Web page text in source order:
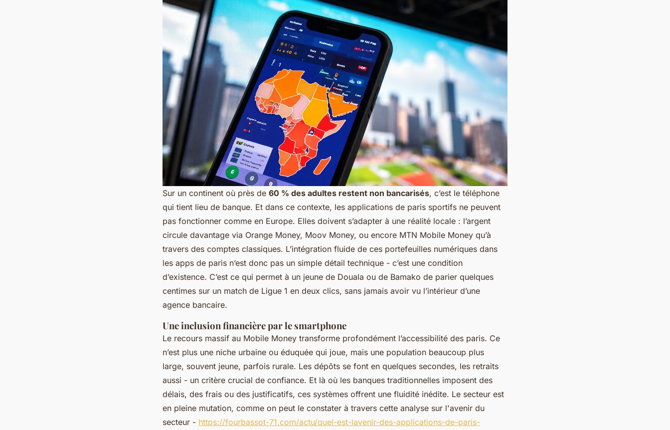
Sur un continent où près de 60 % des adultes restent non bancarisés, c’est le téléphone
qui tient lieu de banque. Et dans ce contexte, les applications de paris sportifs ne peuvent
pas fonctionner comme en Europe. Elles doivent s’adapter à une réalité locale : l’argent
circule davantage via Orange Money, Moov Money, ou encore MTN Mobile Money qu’à
travers des comptes classiques. L’intégration fluide de ces portefeuilles numériques dans
les apps de paris n’est donc pas un simple détail technique - c’est une condition
d’existence. C’est ce qui permet à un jeune de Douala ou de Bamako de parier quelques
centimes sur un match de Ligue 1 en deux clics, sans jamais avoir vu l’intérieur d’une
agence bancaire.
Une inclusion financière par le smartphone
Le recours massif au Mobile Money transforme profondément l’accessibilité des paris. Ce
n’est plus une niche urbaine ou éduquée qui joue, mais une population beaucoup plus
large, souvent jeune, parfois rurale. Les dépôts se font en quelques secondes, les retraits
aussi - un critère crucial de confiance. Et là où les banques traditionnelles imposent des
délais, des frais ou des justificatifs, ces systèmes offrent une fluidité inédite. Le secteur est
en pleine mutation, comme on peut le constater à travers cette analyse sur l'avenir du
secteur - https://fourbassot-71.com/actu/quel-est-lavenir-des-applications-de-paris-